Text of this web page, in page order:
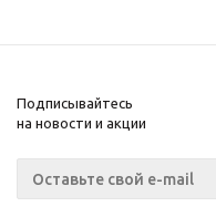
Подписывайтесь
на новости и акции